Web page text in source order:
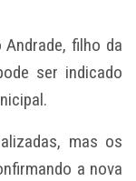
filho da
ser indicado
mas os
a nova